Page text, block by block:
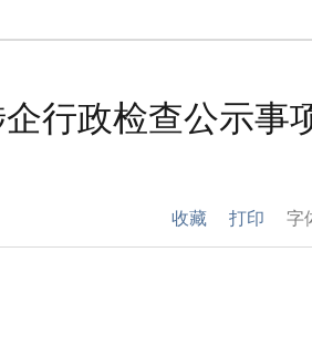
企行政检查公示事
收藏 打印 字